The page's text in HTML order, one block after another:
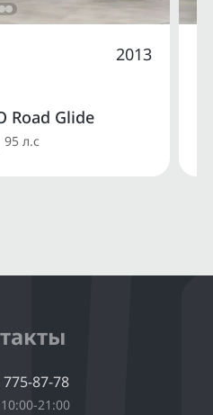
Road Glide
л.с
2013
87-78
21:00